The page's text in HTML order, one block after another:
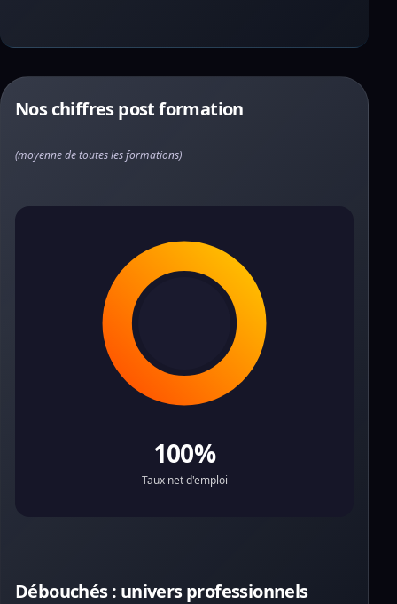
Nos chiffres post formation
(moyenne de toutes les formations)
100%
Taux net d'emploi
Débouchés : univers professionnels